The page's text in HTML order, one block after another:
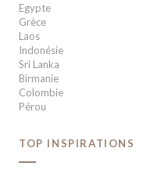
Egypte
Grèce
Laos
Indonésie
Sri Lanka
Birmanie
Colombie
Pérou
TOP INSPIRATIONS